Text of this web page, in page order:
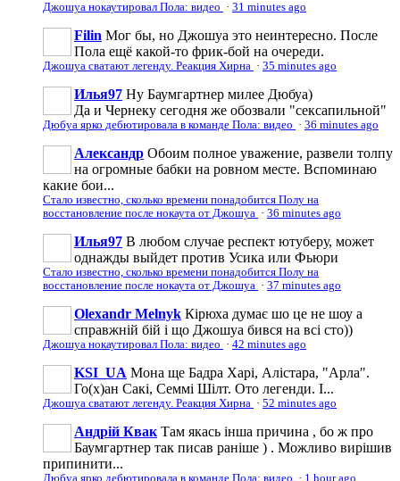
Джошуа нокаутировал Пола: видео · 31 minutes ago
Filin Мог бы, но Джошуа это неинтересно. После
Пола ещё какой-то фрик-бой на очереди.
Джошуа сватают легенду. Реакция Хирна · 35 minutes ago
Илья97 Ну Баумгартнер милее Дюбуа)
Да и Чернеку сегодня же обозвали "сексапильной"
Дюбуа ярко дебютировала в команде Пола: видео · 36 minutes ago
Александр Обоим полное уважение, развели толпу
на огромные бабки на ровном месте. Вспоминаю
какие бои...
Стало известно, сколько времени понадобится Полу на
восстановление после нокаута от Джошуа · 36 minutes ago
Илья97 В любом случае респект ютуберу, может
однажды выйдет против Усика или Фьюри
Стало известно, сколько времени понадобится Полу на
восстановление после нокаута от Джошуа · 37 minutes ago
Olexandr Melnyk Кірюха думає шо це не шоу а
справжній бій і що Джошуа бився на всі сто))
Джошуа нокаутировал Пола: видео · 42 minutes ago
KSI_UA Мона ще Бадра Харі, Алістара, "Арла".
Го(х)ан Сакі, Семмі Шілт. Ото легенди. І...
Джошуа сватают легенду. Реакция Хирна · 52 minutes ago
Андрій Квак Там якась інша причина , бо ж про
Баумгартнер так писав раніше ) . Можливо вирішив
припинити...